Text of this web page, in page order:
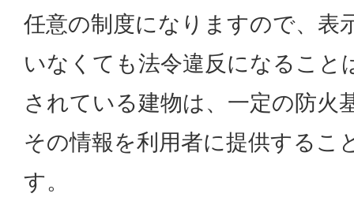
任意の制度になりますので、表
いなくても法令違反になること
されている建物は、一定の防火
その情報を利用者に提供するこ
す。